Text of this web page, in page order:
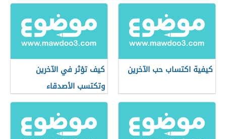
كيفية اكتساب حب الآخرين
كيف تؤثر في الآخرين
وتكتسب الأصدقاء